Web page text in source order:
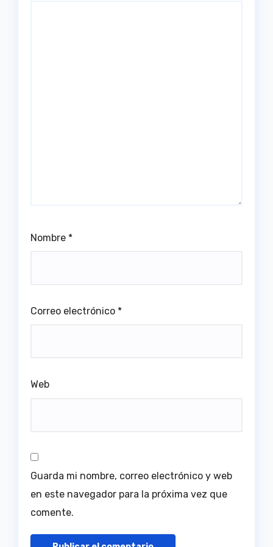
Nombre *
Correo electrónico *
Web
Guarda mi nombre, correo electrónico y web
en este navegador para la próxima vez que
comente.